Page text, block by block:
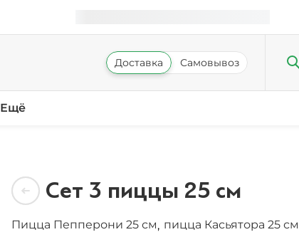
Доставка Самовывоз
Ещё
Сет 3 пиццы 25 см
Пицца Пепперони 25 см, пицца Касьятора 25 см